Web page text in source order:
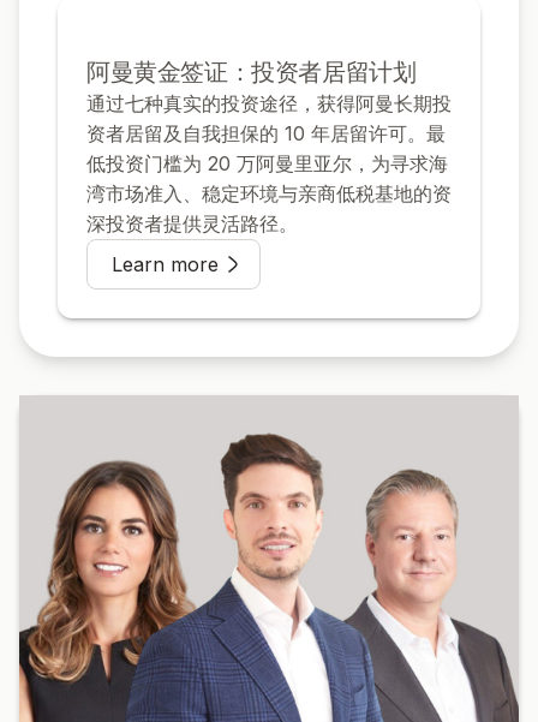
阿曼黄金签证：投资者居留计划
通过七种真实的投资途径，获得阿曼长期投
资者居留及自我担保的 10 年居留许可。最
低投资门槛为 20 万阿曼里亚尔，为寻求海
湾市场准入、稳定环境与亲商低税基地的资
深投资者提供灵活路径。
Learn more